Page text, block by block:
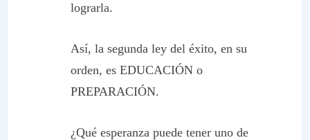
lograrla.
Así, la segunda ley del éxito, en su
orden, es EDUCACIÓN o
PREPARACIÓN.
¿Qué esperanza puede tener uno de